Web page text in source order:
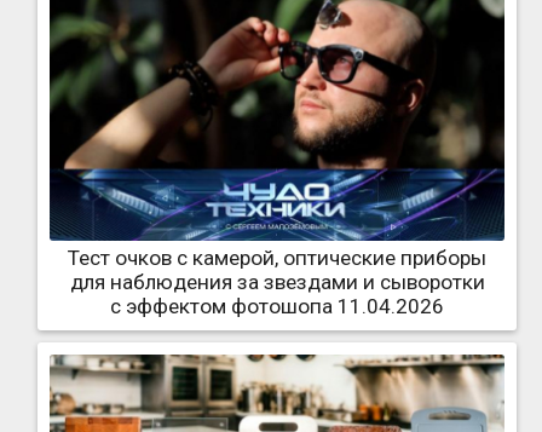
Тест очков с камерой, оптические приборы
для наблюдения за звездами и сыворотки
с эффектом фотошопа 11.04.2026